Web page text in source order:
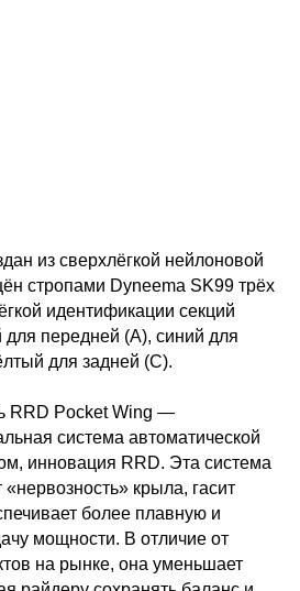
из сверхлёгкой нейлоновой
стропами Dyneema SK99 трёх
идентификации секций
передней (A), синий для
для задней (C).
RRD Pocket Wing —
система автоматической
инновация RRD. Эта система
крыла, гасит
более плавную и
мощности. В отличие от
на рынке, она уменьшает